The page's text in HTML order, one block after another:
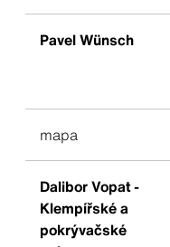
Pavel Wünsch
mapa
Dalibor Vopat -
Klempířské a
pokrývačské